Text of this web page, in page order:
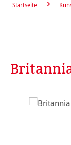
Startseite
Bildergalerie